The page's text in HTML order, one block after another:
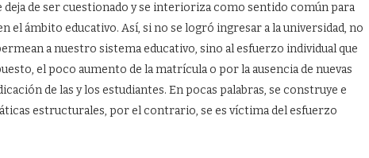
de ser cuestionado y se interioriza como sentido común para
ámbito educativo. Así, si no se logró ingresar a la universidad, no
a nuestro sistema educativo, sino al esfuerzo individual que
el poco aumento de la matrícula o por la ausencia de nuevas
de las y los estudiantes. En pocas palabras, se construye e
estructurales, por el contrario, se es víctima del esfuerzo